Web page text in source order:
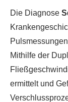
Die Diagnose
Mithilfe der
ermittelt und